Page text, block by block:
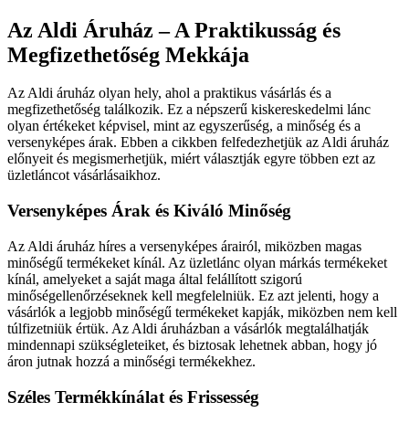
Az Aldi Áruház – A Praktikusság és
Megfizethetőség Mekkája
Az Aldi áruház olyan hely, ahol a praktikus vásárlás és a
megfizethetőség találkozik. Ez a népszerű kiskereskedelmi lánc
olyan értékeket képvisel, mint az egyszerűség, a minőség és a
versenyképes árak. Ebben a cikkben felfedezhetjük az Aldi áruház
előnyeit és megismerhetjük, miért választják egyre többen ezt az
üzletláncot vásárlásaikhoz.
Versenyképes Árak és Kiváló Minőség
Az Aldi áruház híres a versenyképes árairól, miközben magas
minőségű termékeket kínál. Az üzletlánc olyan márkás termékeket
kínál, amelyeket a saját maga által felállított szigorú
minőségellenőrzéseknek kell megfelelniük. Ez azt jelenti, hogy a
vásárlók a legjobb minőségű termékeket kapják, miközben nem kell
túlfizetniük értük. Az Aldi áruházban a vásárlók megtalálhatják
mindennapi szükségleteiket, és biztosak lehetnek abban, hogy jó
áron jutnak hozzá a minőségi termékekhez.
Széles Termékkínálat és Frissesség